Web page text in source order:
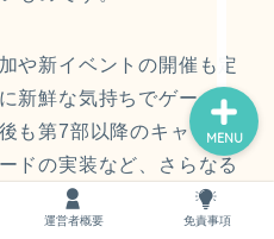
や新イベントの開催も定
新鮮な気持ちでゲームを
も第7部以降のキャラクタ
ドの実装など、さらなる
ティール・ボール・ラン
ターたちが登場する日
運営者概要 免責事項
MENU